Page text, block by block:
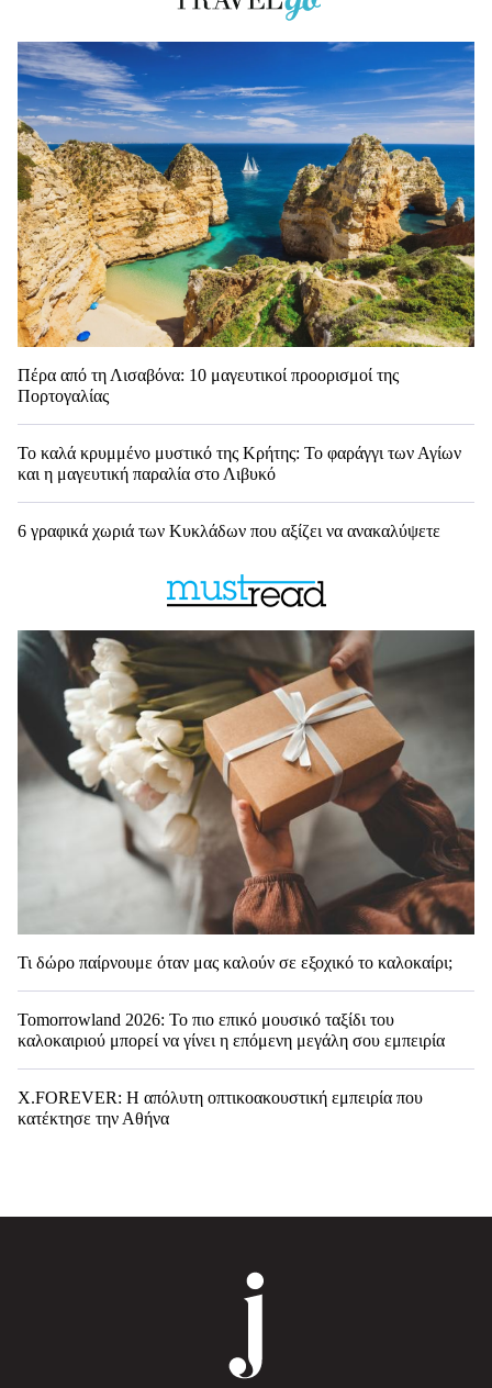
Πέρα από τη Λισαβόνα: 10 μαγευτικοί προορισμοί της
Πορτογαλίας
Το καλά κρυμμένο μυστικό της Κρήτης: Το φαράγγι των Αγίων
και η μαγευτική παραλία στο Λιβυκό
6 γραφικά χωριά των Κυκλάδων που αξίζει να ανακαλύψετε
Τι δώρο παίρνουμε όταν μας καλούν σε εξοχικό το καλοκαίρι;
Tomorrowland 2026: Το πιο επικό μουσικό ταξίδι του
καλοκαιριού μπορεί να γίνει η επόμενη μεγάλη σου εμπειρία
X.FOREVER: Η απόλυτη οπτικοακουστική εμπειρία που
κατέκτησε την Αθήνα